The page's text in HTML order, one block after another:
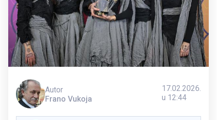
Autor
Frano Vukoja
17.02.2026.
u 12:44